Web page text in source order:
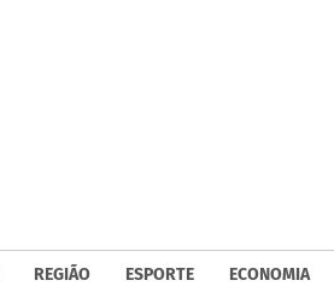
REGIÃO ESPORTE ECONOMIA